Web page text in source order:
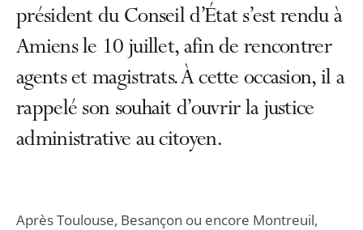
président du Conseil d’État s’est rendu à
Amiens le 10 juillet, afin de rencontrer
agents et magistrats. À cette occasion, il a
rappelé son souhait d’ouvrir la justice
administrative au citoyen.
Après Toulouse, Besançon ou encore Montreuil,